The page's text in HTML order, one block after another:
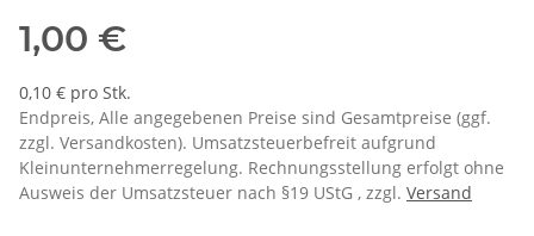
1,00 €
0,10 € pro Stk.
Endpreis, Alle angegebenen Preise sind Gesamtpreise (ggf.
zzgl. Versandkosten). Umsatzsteuerbefreit aufgrund
Kleinunternehmerregelung. Rechnungsstellung erfolgt ohne
Ausweis der Umsatzsteuer nach §19 UStG , zzgl. Versand